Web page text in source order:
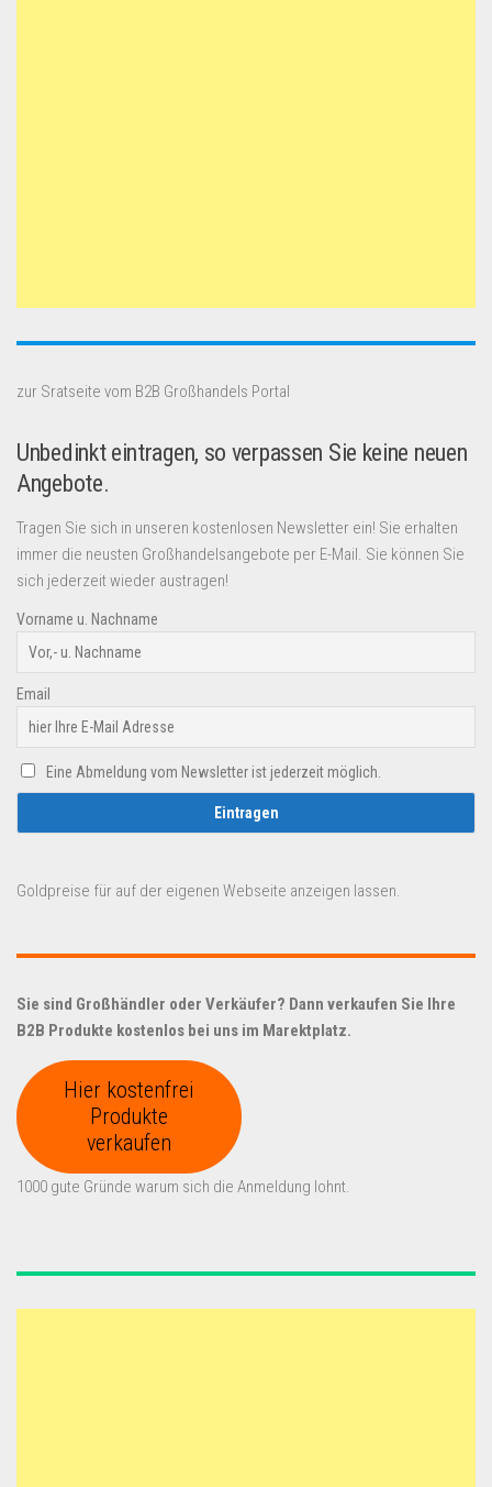
zur Sratseite vom B2B Großhandels Portal
Unbedinkt eintragen, so verpassen Sie keine neuen
Angebote.
Tragen Sie sich in unseren kostenlosen Newsletter ein! Sie erhalten
immer die neusten Großhandelsangebote per E-Mail. Sie können Sie
sich jederzeit wieder austragen!
Vorname u. Nachname
Email
Eine Abmeldung vom Newsletter ist jederzeit möglich.
Goldpreise für auf der eigenen Webseite anzeigen lassen.
Sie sind Großhändler oder Verkäufer? Dann verkaufen Sie Ihre
B2B Produkte kostenlos bei uns im Marektplatz.
Hier kostenfrei
Produkte
verkaufen
1000 gute Gründe warum sich die Anmeldung lohnt.